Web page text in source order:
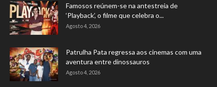
Famosos reúnem-se na antestreia de
‘Playback’, o filme que celebra o...
Agosto 4, 2026
Patrulha Pata regressa aos cinemas com uma
aventura entre dinossauros
Agosto 4, 2026